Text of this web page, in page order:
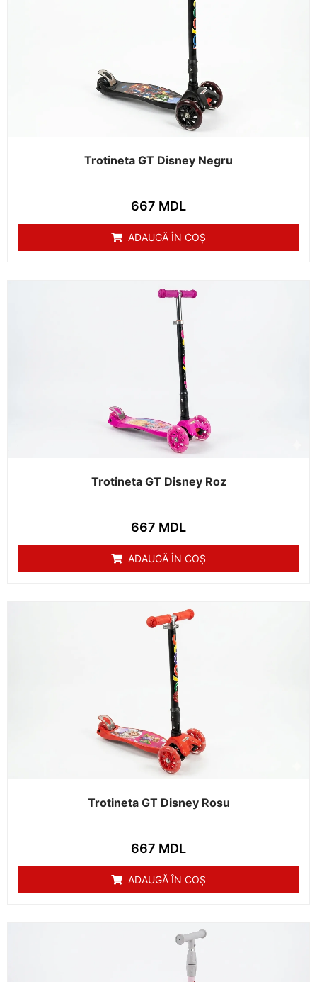
Trotineta GT Disney Negru
667 MDL
ADAUGĂ ÎN COȘ
Trotineta GT Disney Roz
667 MDL
ADAUGĂ ÎN COȘ
Trotineta GT Disney Rosu
667 MDL
ADAUGĂ ÎN COȘ